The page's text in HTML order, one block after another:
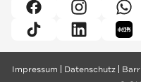
Impressum Datenschutz